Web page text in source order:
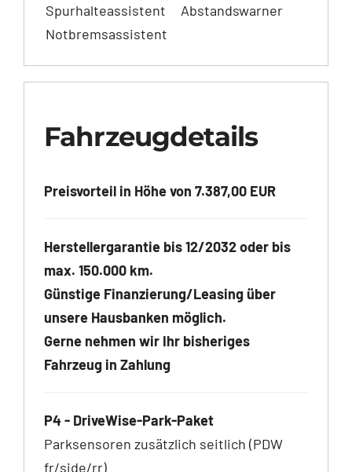
Spurhalteassistent
Notbremsassistent
Abstandswarner
Fahrzeugdetails
Preisvorteil in Höhe von 7.387,00 EUR
Herstellergarantie bis 12/2032 oder bis
max. 150.000 km.
Günstige Finanzierung/Leasing über
unsere Hausbanken möglich.
Gerne nehmen wir Ihr bisheriges
Fahrzeug in Zahlung
P4 - DriveWise-Park-Paket
Parksensoren zusätzlich seitlich (PDW
fr/side/rr)